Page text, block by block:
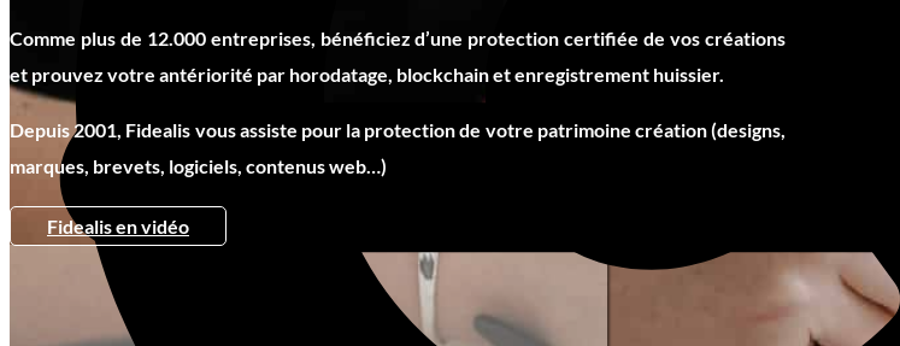
Comme plus de 12.000 entreprises, bénéficiez d’une protection certifiée de vos créations
et prouvez votre antériorité par horodatage, blockchain et enregistrement huissier.
Depuis 2001, Fidealis vous assiste pour la protection de votre patrimoine création (designs,
marques, brevets, logiciels, contenus web…)
Fidealis en vidéo